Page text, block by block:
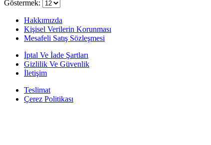
Göstermek:
Hakkımızda
Kişisel Verilerin Korunması
Mesafeli Satış Sözleşmesi
İptal Ve İade Şartları
Gizlilik Ve Güvenlik
İletişim
Teslimat
Çerez Politikası